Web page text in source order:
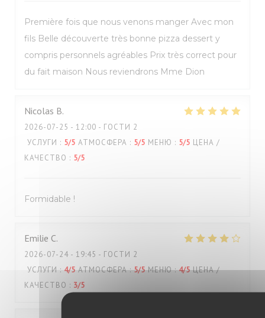
Première fois que nous venons manger Avec mon
fils Belle découverte très bonne pizza dessert y
compris personnels agréables Prix très correct pour
du fait maison Nous reviendrons Mme Dion
Nicolas B
2026-07-25 - 12:00 - ГОСТИ 2
УСЛУГИ : 5/5 АТМОСФЕРА : 5/5 МЕНЮ : 5/5 ЦЕНА /
КАЧЕСТВО : 5/5
Formidable !
Emilie C
2026-07-24 - 19:45 - ГОСТИ 2
УСЛУГИ : 4/5 АТМОСФЕРА: 5/5 МЕНЮ: 4/5 ЦЕНА /
КАЧЕСТВО : 3/5